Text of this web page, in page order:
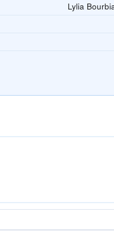
Lylia